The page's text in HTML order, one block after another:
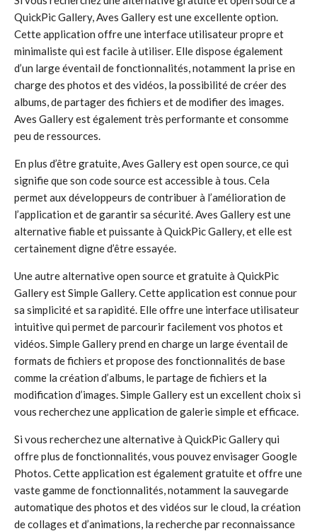
QuickPic Gallery, Aves Gallery est une excellente option.
Cette application offre une interface utilisateur propre et
minimaliste qui est facile à utiliser. Elle dispose également
d’un large éventail de fonctionnalités, notamment la prise en
charge des photos et des vidéos, la possibilité de créer des
albums, de partager des fichiers et de modifier des images.
Aves Gallery est également très performante et consomme
peu de ressources.
En plus d’être gratuite, Aves Gallery est open source, ce qui
signifie que son code source est accessible à tous. Cela
permet aux développeurs de contribuer à l’amélioration de
l’application et de garantir sa sécurité. Aves Gallery est une
alternative fiable et puissante à QuickPic Gallery, et elle est
certainement digne d’être essayée.
Une autre alternative open source et gratuite à QuickPic
Gallery est Simple Gallery. Cette application est connue pour
sa simplicité et sa rapidité. Elle offre une interface utilisateur
intuitive qui permet de parcourir facilement vos photos et
vidéos. Simple Gallery prend en charge un large éventail de
formats de fichiers et propose des fonctionnalités de base
comme la création d’albums, le partage de fichiers et la
modification d’images. Simple Gallery est un excellent choix si
vous recherchez une application de galerie simple et efficace.
Si vous recherchez une alternative à QuickPic Gallery qui
offre plus de fonctionnalités, vous pouvez envisager Google
Photos. Cette application est également gratuite et offre une
vaste gamme de fonctionnalités, notamment la sauvegarde
automatique des photos et des vidéos sur le cloud, la création
de collages et d’animations, la recherche par reconnaissance